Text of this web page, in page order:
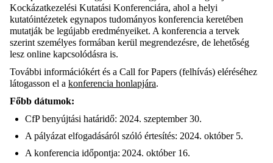
Kockázatkezelési Kutatási Konferenciára, ahol a helyi
kutatóintézetek egynapos tudományos konferencia keretében
mutatják be legújabb eredményeiket. A konferencia a tervek
szerint személyes formában kerül megrendezésre, de lehetőség
lesz online kapcsolódásra is.
További információkért és a Call for Papers (felhívás) eléréséhez
látogasson el a konferencia honlapjára.
Főbb dátumok:
CfP benyújtási határidő: 2024. szeptember 30.
A pályázat elfogadásáról szóló értesítés: 2024. október 5.
A konferencia időpontja: 2024. október 16.